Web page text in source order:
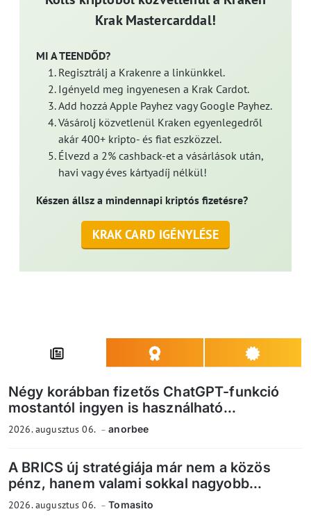
Krak Mastercarddal!
MI A TEENDŐD?
Regisztrálj a Krakenre a linkünkkel.
Igényeld meg ingyenesen a Krak Cardot.
Add hozzá Apple Payhez vagy Google Payhez.
Vásárolj közvetlenül Kraken egyenlegedről
akár 400+ kripto- és fiat eszközzel.
Élvezd a 2% cashback-et a vásárlások után,
havi vagy éves kártyadíj nélkül!
Készen állsz a mindennapi kriptós fizetésre?
KRAK CARD IGÉNYLÉSE
Négy korábban fizetős ChatGPT-funkció
mostantól ingyen is használható...
2026. augusztus 06. anorbee
A BRICS új stratégiája már nem a közös
pénz, hanem valami sokkal nagyobb...
2026. augusztus 06. Tomasito